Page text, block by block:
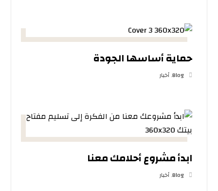
حماية أساسها الجودة
Blog
,أخبار
ابدأ مشروع أحلامك معنا
Blog
,أخبار